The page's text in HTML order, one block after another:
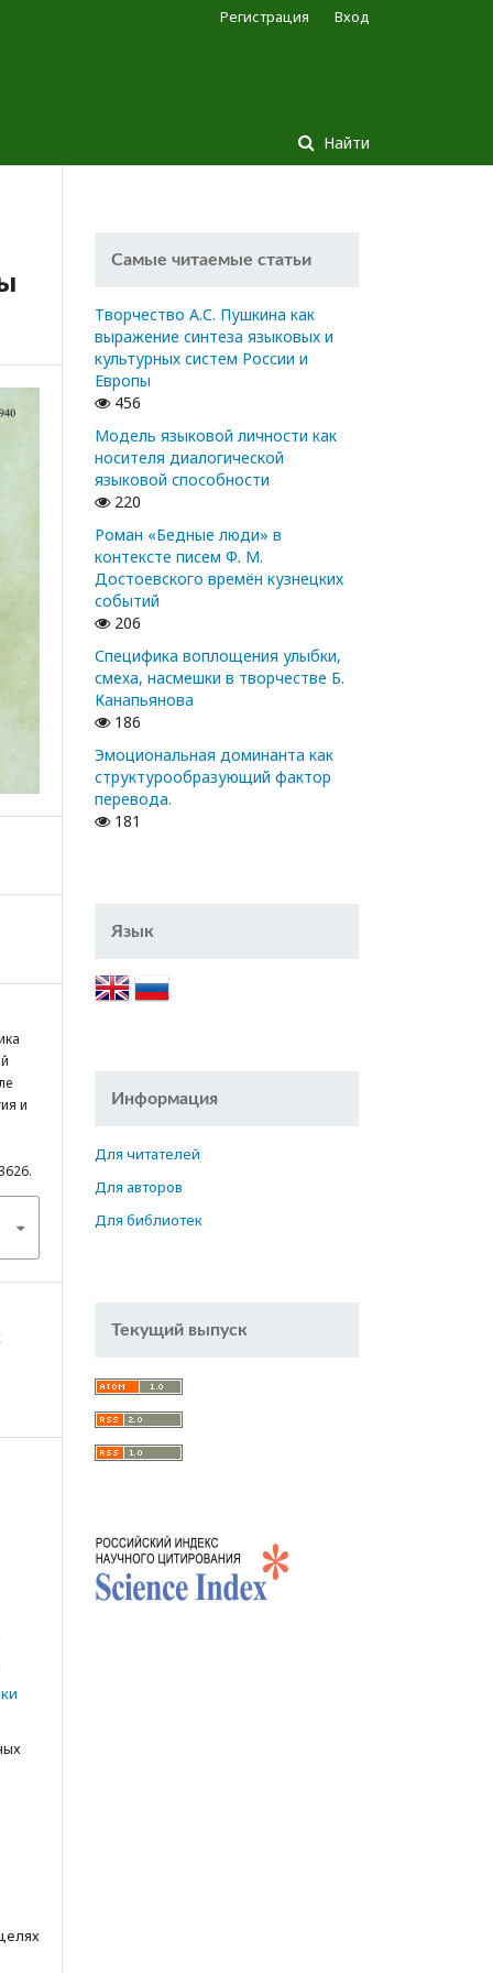
Найти
Регистрация Вход
и
Самые читаемые статьи
Творчество А.С. Пушкина как
выражение синтеза языковых и
культурных систем России и
Европы
456
Модель языковой личности как
носителя диалогической
языковой способности
220
Роман «Бедные люди» в
контексте писем Ф. М.
Достоевского времён кузнецких
событий
206
Специфика воплощения улыбки,
смеха, насмешки в творчестве Б.
Канапьянова
186
Эмоциональная доминанта как
структурообразующий фактор
перевода.
181
Язык
Информация
Для читателей
Для авторов
Для библиотек
Текущий выпуск